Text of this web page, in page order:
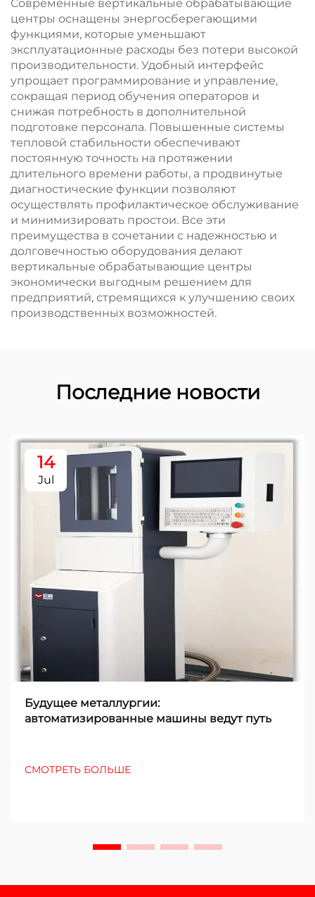
Современные вертикальные обрабатывающие
центры оснащены энергосберегающими
функциями, которые уменьшают
эксплуатационные расходы без потери высокой
производительности. Удобный интерфейс
упрощает программирование и управление,
сокращая период обучения операторов и
снижая потребность в дополнительной
подготовке персонала. Повышенные системы
тепловой стабильности обеспечивают
постоянную точность на протяжении
длительного времени работы, а продвинутые
диагностические функции позволяют
осуществлять профилактическое обслуживание
и минимизировать простои. Все эти
преимущества в сочетании с надежностью и
долговечностью оборудования делают
вертикальные обрабатывающие центры
экономически выгодным решением для
предприятий, стремящихся к улучшению своих
производственных возможностей.
Последние новости
14
Jul
Будущее металлургии:
автоматизированные машины ведут путь
СМОТРЕТЬ БОЛЬШЕ